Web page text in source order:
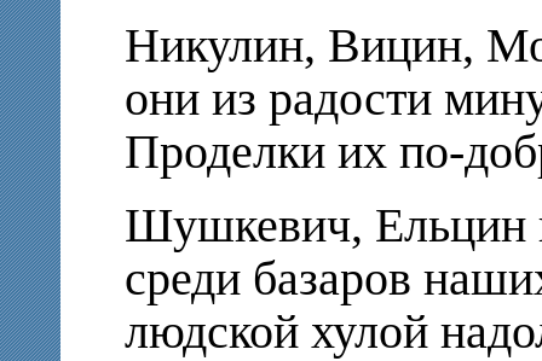
Никулин, Вицин,
они из радости
Проделки их по-
Шушкевич, Ельцин
среди базаров
людской хулой